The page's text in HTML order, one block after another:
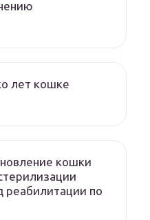
лет кошке
кошки
реабилитации по